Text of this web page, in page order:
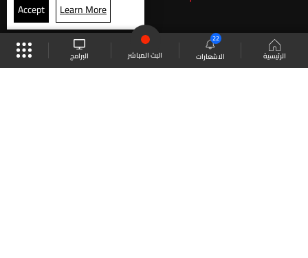
الرئيسية الاشعارات
22
البث المباشر البرامج
Accept Learn More
موقع البرامج الجدول البث المباشر